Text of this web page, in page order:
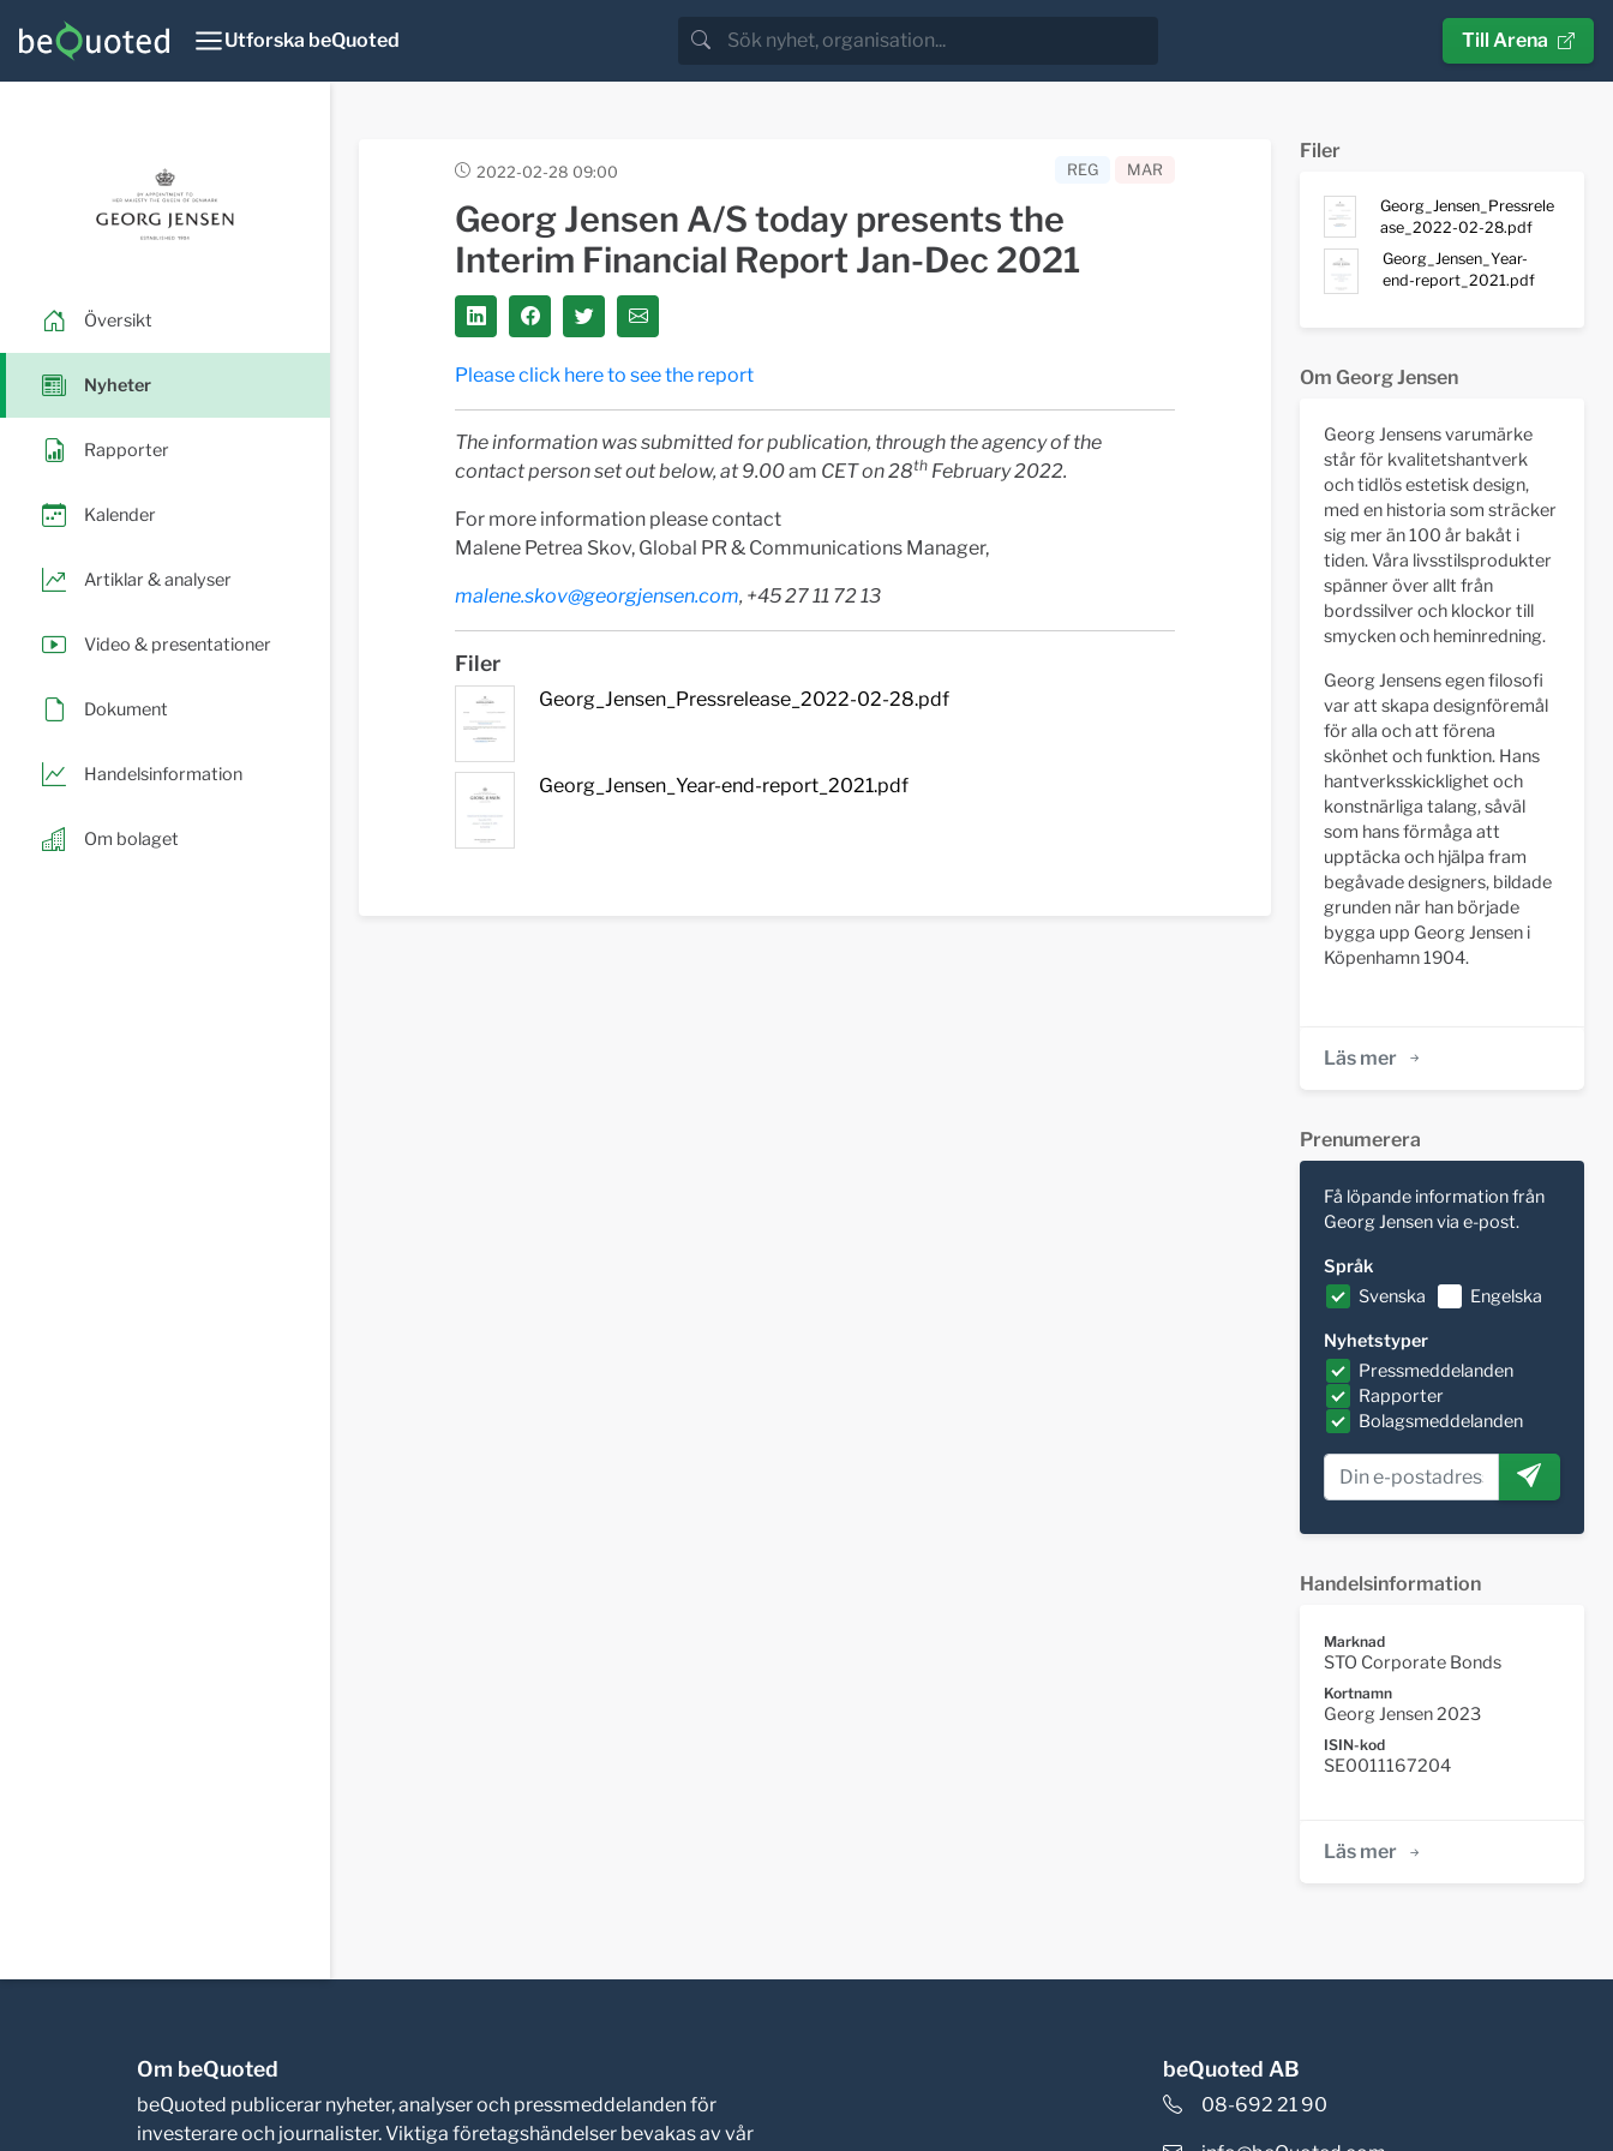
Utforska beQuoted Till Arena
Översikt
Nyheter
Rapporter
Kalender
Artiklar & analyser
Video & presentationer
Dokument
Handelsinformation
Om bolaget
2022-02-28 09:00 REG MAR
Georg Jensen A/S today presents the
Interim Financial Report Jan-Dec 2021
Please click here to see the report
The information was submitted for publication, through the agency of the
contact person set out below, at 9.00am CET on 28th February 2022.
For more information please contact
Malene Petrea Skov, Global PR & Communications Manager,
malene.skov@georgjensen.com, +45 27 11 72 13
Filer
Georg_Jensen_Pressrelease_2022-02-28.pdf
Georg_Jensen_Year-end-report_2021.pdf
Filer
Georg_Jensen_Pressrele
ase_2022-02-28.pdf
Georg_Jensen_Year-
end-report_2021.pdf
Om Georg Jensen
Georg Jensens varumärke
står för kvalitetshantverk
och tidlös estetisk design,
med en historia som sträcker
sig mer än 100 år bakåt i
tiden. Våra livsstilsprodukter
spänner över allt från
bordssilver och klockor till
smycken och heminredning.
Georg Jensens egen filosofi
var att skapa designföremål
för alla och att förena
skönhet och funktion. Hans
hantverksskicklighet och
konstnärliga talang, såväl
som hans förmåga att
upptäcka och hjälpa fram
begåvade designers, bildade
grunden när han började
bygga upp Georg Jensen i
Köpenhamn 1904.
Läs mer
Prenumerera
Få löpande information från
Georg Jensen via e-post.
Språk
Svenska
Engelska
Nyhetstyper
Pressmeddelanden
Rapporter
Bolagsmeddelanden
Handelsinformation
Marknad
STO Corporate Bonds
Kortnamn
Georg Jensen 2023
ISIN-kod
SE0011167204
Läs mer
Om beQuoted
beQuoted publicerar nyheter, analyser och pressmeddelanden för
investerare och journalister. Viktiga företagshändelser bevakas av vår
beQuoted AB
08-692 21 90